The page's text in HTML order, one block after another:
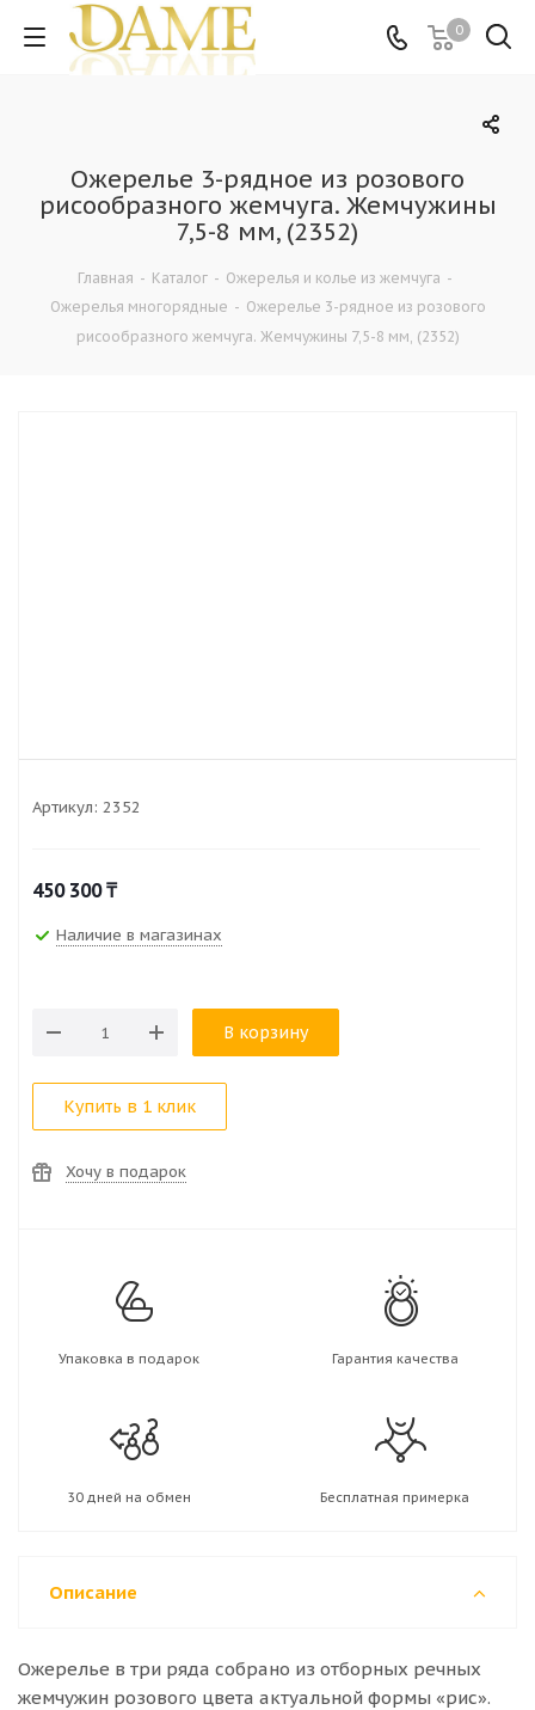
0
Ожерелье 3-рядное из розового
рисообразного жемчуга. Жемчужины
7,5-8 мм, (2352)
Главная - Каталог - Ожерелья и колье из жемчуга -
Ожерелья многорядные - Ожерелье 3-рядное из розового
рисообразного жемчуга. Жемчужины 7,5-8 мм, (2352)
Артикул: 2352
450 300₸
Наличие в магазинах
В корзину
Купить в 1 клик
Хочу в подарок
Упаковка в подарок Гарантия качества
30 дней на обмен Бесплатная примерка
Описание
Ожерелье в три ряда собрано из отборных речных
жемчужин розового цвета актуальной формы «рис».